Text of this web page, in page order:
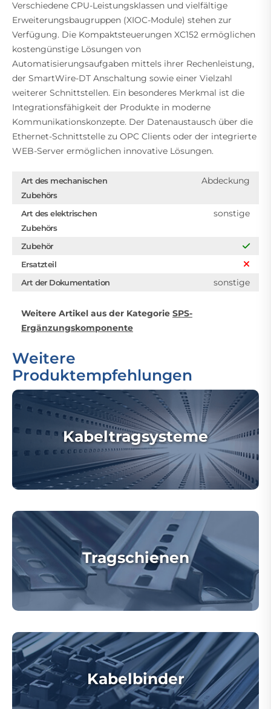
Verschiedene CPU-Leistungsklassen und vielfältige
Erweiterungsbaugruppen (XIOC-Module) stehen zur
Verfügung. Die Kompaktsteuerungen XC152 ermöglichen
kostengünstige Lösungen von
Automatisierungsaufgaben mittels ihrer Rechenleistung,
der SmartWire-DT Anschaltung sowie einer Vielzahl
weiterer Schnittstellen. Ein besonderes Merkmal ist die
Integrationsfähigkeit der Produkte in moderne
Kommunikationskonzepte. Der Datenaustausch über die
Ethernet-Schnittstelle zu OPC Clients oder der integrierte
WEB-Server ermöglichen innovative Lösungen.
Art des mechanischen
Zubehörs
Abdeckung
Art des elektrischen
Zubehörs
sonstige
Zubehör
Ersatzteil
Art der Dokumentation
sonstige
Weitere Artikel aus der Kategorie SPS-
Ergänzungskomponente
Weitere
Produktempfehlungen
Kabeltragsysteme
Tragschienen
Kabelbinder